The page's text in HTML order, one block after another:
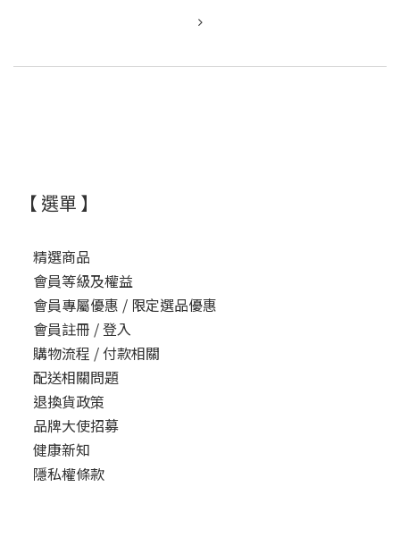
【 選單 】
精選商品
會員等級及權益
會員專屬優惠 / 限定選品優惠
會員註冊 / 登入
購物流程 / 付款相關
配送相關問題
退換貨政策
品牌大使招募
健康新知
隱私權條款